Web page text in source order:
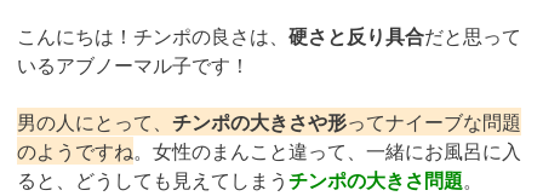
こんにちは！チンポの良さは、 硬さと反り具合だと思って
いるアブノーマル子です！
男の人にとって、 チンポの大きさや形ってナイーブな問題
のようですね。女性のまんこと違って、一緒にお風呂に入
ると、どうしても見えてしまうチンポの大きさ問題。